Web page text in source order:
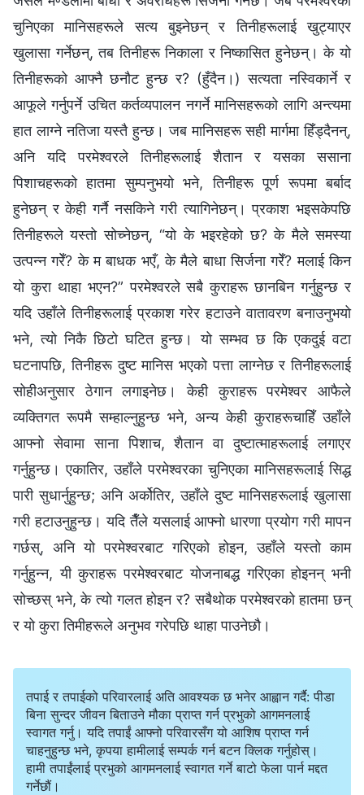
तपाई र तपाईको परिवारलाई अति आवश्यक छ भनेर आह्वान गर्दै: पीडा
बिना सुन्दर जीवन बिताउने मौका प्राप्त गर्न प्रभुको आगमनलाई
स्वागत गर्नु। यदि तपाईं आफ्नो परिवारसँग यो आशिष प्राप्त गर्न
चाहनुहुन्छ भने, कृपया हामीलाई सम्पर्क गर्न बटन क्लिक गर्नुहोस्।
हामी तपाईंलाई प्रभुको आगमनलाई स्वागत गर्ने बाटो फेला पार्न मद्दत
गर्नेछौं।